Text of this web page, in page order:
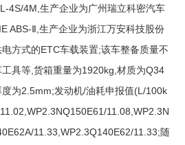
4S/4M,生产企业为广州瑞立科密汽车
ABS-Ⅱ,生产企业为浙江万安科技股份
方式的ETC车载装置;该车整备质量不
具等,货箱重量为1920kg,材质为Q34
为2.5mm;发动机/油耗申报值(L/100k
11.08,WP2.3N
11.33,WP2.3Q140E62/11.33;随